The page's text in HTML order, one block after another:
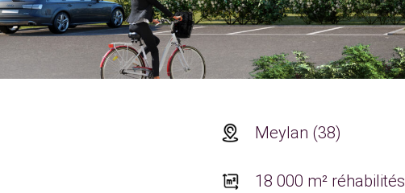
Meylan (38)
18 000 m² réhabilités